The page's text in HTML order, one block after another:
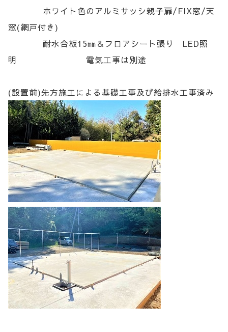
ホワイト色のアルミサッシ親子扉/FIX窓/天
窓(網戸付き)
耐水合板15㎜＆フロアシート張り LED照
明 電気工事は別途
(設置前)先方施工による基礎工事及び給排水工事済み